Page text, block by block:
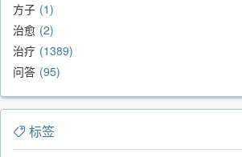
方子 1
治愈 2
治疗 1389
问答 95
标签